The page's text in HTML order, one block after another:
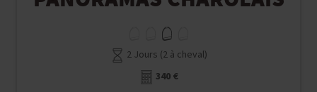
2 Jours (2 à cheval)
340 €